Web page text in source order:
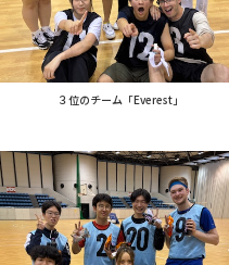
３位のチーム「Everest」